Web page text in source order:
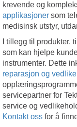
krevende og
applikasjoner som
medisinsk utstyr,
I tillegg til produkter,
som kan hjelpe
instrumenter. Dette
reparasjon og
servicepartner for
service og
Kontakt oss for å